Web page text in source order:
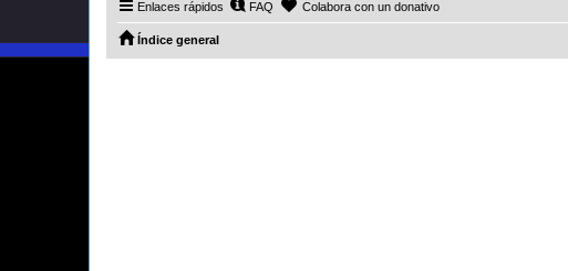
Enlaces rápidos FAQ Colabora con un donativo
Índice general